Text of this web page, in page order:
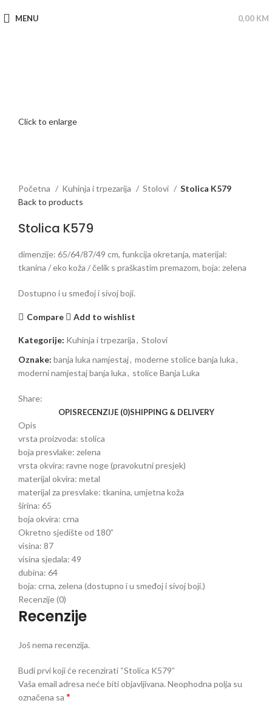
MENU 0,00 KM
Click to enlarge
Početna Kuhinja i trpezarija Stolovi
Stolica K579
Back to products
Stolica K579
dimenzije: 65/64/87/49 cm, funkcija okretanja, materijal:
tkanina / eko koža / čelik s praškastim premazom, boja: zelena
Dostupno i u smeđoj i sivoj boji.
Compare Add to wishlist
Kategorije: Kuhinja i trpezarija, Stolovi
Oznake: banja luka namjestaj, moderne stolice banja luka,
moderni namjestaj banja luka, stolice Banja Luka
Share:
OPISRECENZIJE (0)SHIPPING & DELIVERY
Opis
vrsta proizvoda: stolica
boja presvlake: zelena
vrsta okvira: ravne noge (pravokutni presjek)
materijal okvira: metal
materijal za presvlake: tkanina, umjetna koža
širina: 65
boja okvira: crna
Okretno sjedište od 180”
visina: 87
visina sjedala: 49
dubina: 64
boja: crna, zelena (dostupno i u smeđoj i sivoj boji.)
Recenzije (0)
Recenzije
Još nema recenzija.
Budi prvi koji će recenzirati “Stolica K579”
Vaša email adresa neće biti objavljivana.Neophodna polja su
označena sa *